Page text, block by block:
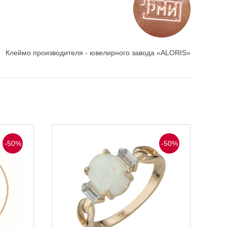
Клеймо производителя - ювелирного завода «ALORIS»
-50% -50%